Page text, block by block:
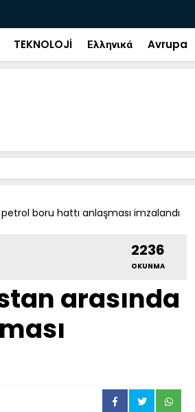
bilet iki gün sonra
Salah
TEKNOLOJİ Ελληνικά Avrupa
boru hattı anlaşması imzalandı
2236
OKUNMA
arasında